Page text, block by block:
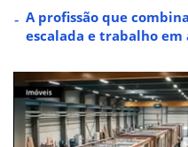
A profissão que
escalada e trabalho